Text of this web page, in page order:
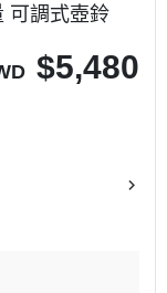
可調式壺鈴
$5,480